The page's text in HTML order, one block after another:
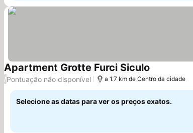
Apartment Grotte Furci Siculo
/Pontuação não disponível a 1.7 km de Centro da cidade
Selecione as datas para ver os preços exatos.